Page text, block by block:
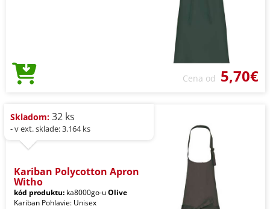
Cena od 5,70€
Skladom: 32 ks
- v ext. sklade: 3.164 ks
Kariban Polycotton Apron
Witho
kód produktu: ka8000go-uOlive
Kariban Pohlavie: Unisex